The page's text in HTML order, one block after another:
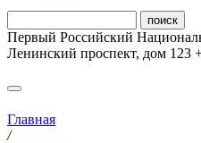
Первый Российский
Ленинский проспект, дом 123
Главная
/